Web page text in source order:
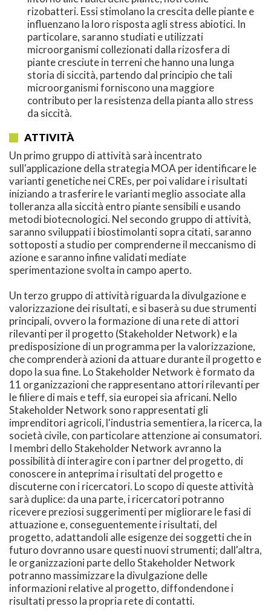
rizobatteri. Essi stimolano la crescita delle piante e
influenzano la loro risposta agli stress abiotici. In
particolare, saranno studiati e utilizzati
microorganismi collezionati dalla rizosfera di
piante cresciute in terreni che hanno una lunga
storia di siccità, partendo dal principio che tali
microorganismi forniscono una maggiore
contributo per la resistenza della pianta allo stress
da siccità.
ATTIVITÀ
Un primo gruppo di attività sarà incentrato
sull'applicazione della strategia MOA per identificare le
varianti genetiche nei CREs, per poi validare i risultati
iniziando a trasferire le varianti meglio associate alla
tolleranza alla siccità entro piante sensibili e usando
metodi biotecnologici. Nel secondo gruppo di attività,
saranno sviluppati i biostimolanti sopra citati, saranno
sottoposti a studio per comprenderne il meccanismo di
azione e saranno infine validati mediate
sperimentazione svolta in campo aperto.
Un terzo gruppo di attività riguarda la divulgazione e
valorizzazione dei risultati, e si baserà su due strumenti
principali, ovvero la formazione di una rete di attori
rilevanti per il progetto (Stakeholder Network) e la
predisposizione di un programma per la valorizzazione,
che comprenderà azioni da attuare durante il progetto e
dopo la sua fine. Lo Stakeholder Network è formato da
11 organizzazioni che rappresentano attori rilevanti per
le filiere di mais e teff, sia europei sia africani. Nello
Stakeholder Network sono rappresentati gli
imprenditori agricoli, l'industria sementiera, la ricerca, la
società civile, con particolare attenzione ai consumatori.
I membri dello Stakeholder Network avranno la
possibilità di interagire con i partner del progetto, di
conoscere in anteprima i risultati del progetto e
discuterne con i ricercatori. Lo scopo di queste attività
sarà duplice: da una parte, i ricercatori potranno
ricevere preziosi suggerimenti per migliorare le fasi di
attuazione e, conseguentemente i risultati, del
progetto, adattandoli alle esigenze dei soggetti che in
futuro dovranno usare questi nuovi strumenti; dall'altra,
le organizzazioni parte dello Stakeholder Network
potranno massimizzare la divulgazione delle
informazioni relative al progetto, diffondendone i
risultati presso la propria rete di contatti.